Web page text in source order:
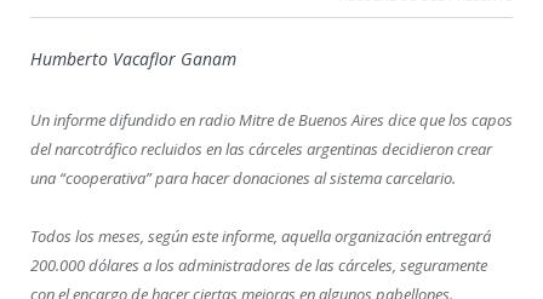
Humberto Vacaflor Ganam
Un informe difundido en radio Mitre de Buenos Aires dice que los capos
del narcotráfico recluidos en las cárceles argentinas decidieron crear
una “cooperativa” para hacer donaciones al sistema carcelario.
Todos los meses, según este informe, aquella organización entregará
200.000 dólares a los administradores de las cárceles, seguramente
con el encargo de hacer ciertas mejoras en algunos pabellones.